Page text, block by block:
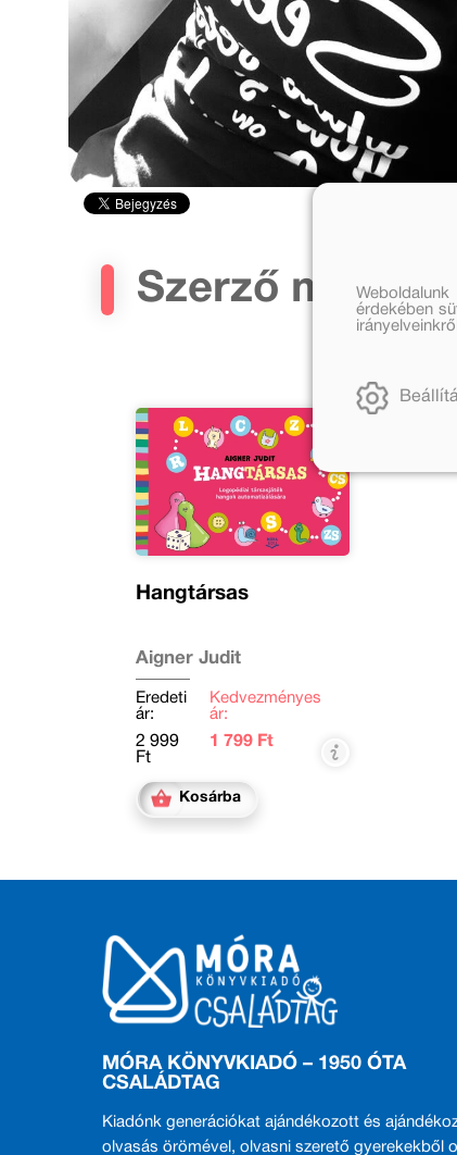
Szerző művei
Hangtársas
Aigner Judit
Eredeti
ár:
2 999
Ft
Kedvezményes
ár:
1 799 Ft
Kosárba
MÓRA KÖNYVKIADÓ – 1950 ÓTA
CSALÁDTAG
Kiadónk generációkat ajándékozott és
olvasás örömével, olvasni szerető gyerekekből
érdekében